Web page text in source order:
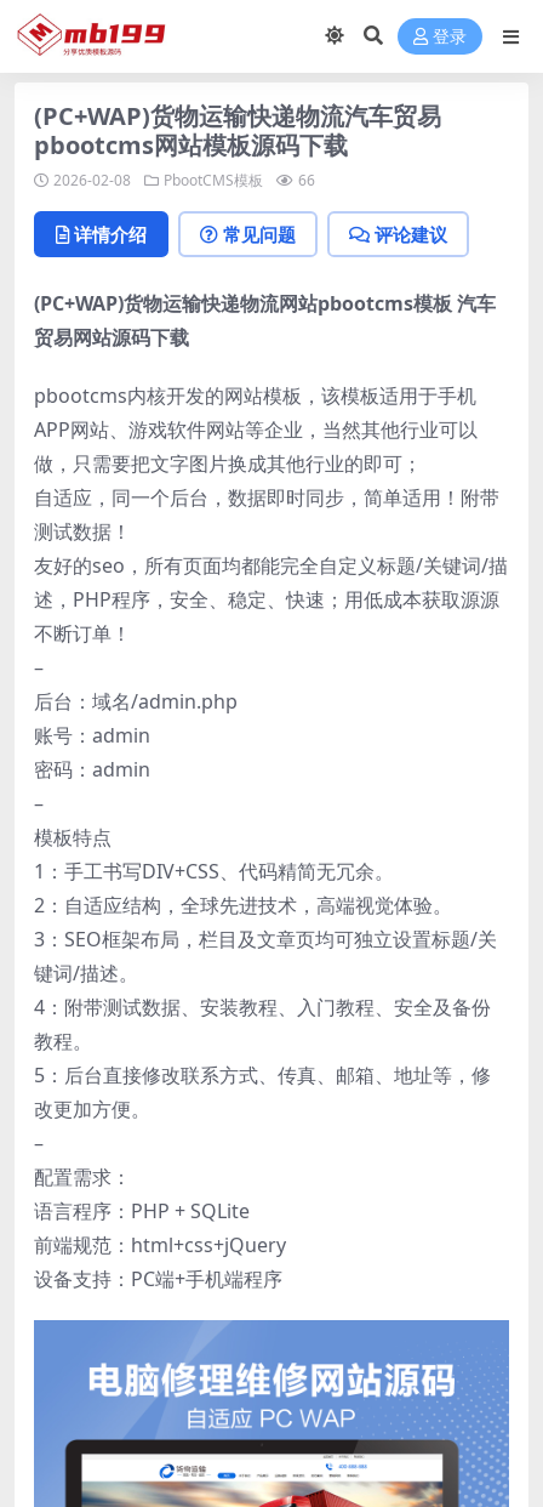
登录
(PC+WAP)货物运输快递物流汽车贸易
pbootcms网站模板源码下载
2026-02-08 PbootCMS模板 66
详情介绍 常见问题 评论建议
(PC+WAP)货物运输快递物流网站pbootcms模板 汽车
贸易网站源码下载
pbootcms内核开发的网站模板，该模板适用于手机
APP网站、游戏软件网站等企业，当然其他行业可以
做，只需要把文字图片换成其他行业的即可；
自适应，同一个后台，数据即时同步，简单适用！附带
测试数据！
友好的seo，所有页面均都能完全自定义标题/关键词/描
述，PHP程序，安全、稳定、快速；用低成本获取源源
不断订单！
–
后台：域名/admin.php
账号：admin
密码：admin
–
模板特点
1：手工书写DIV+CSS、代码精简无冗余。
2：自适应结构，全球先进技术，高端视觉体验。
3：SEO框架布局，栏目及文章页均可独立设置标题/关
键词/描述。
4：附带测试数据、安装教程、入门教程、安全及备份
教程。
5：后台直接修改联系方式、传真、邮箱、地址等，修
改更加方便。
–
配置需求：
语言程序：PHP + SQLite
前端规范：html+css+jQuery
设备支持：PC端+手机端程序